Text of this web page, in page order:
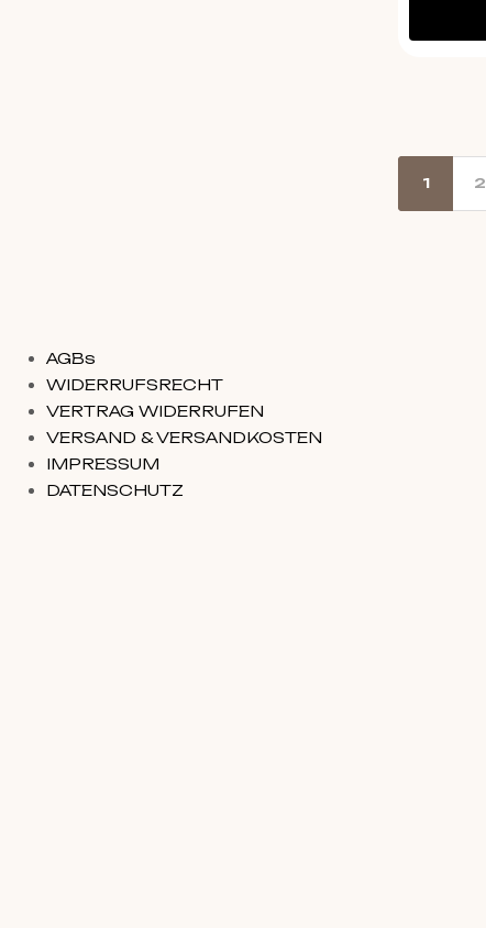
1 2
AGBs
WIDERRUFSRECHT
VERTRAG WIDERRUFEN
VERSAND & VERSANDKOSTEN
IMPRESSUM
DATENSCHUTZ